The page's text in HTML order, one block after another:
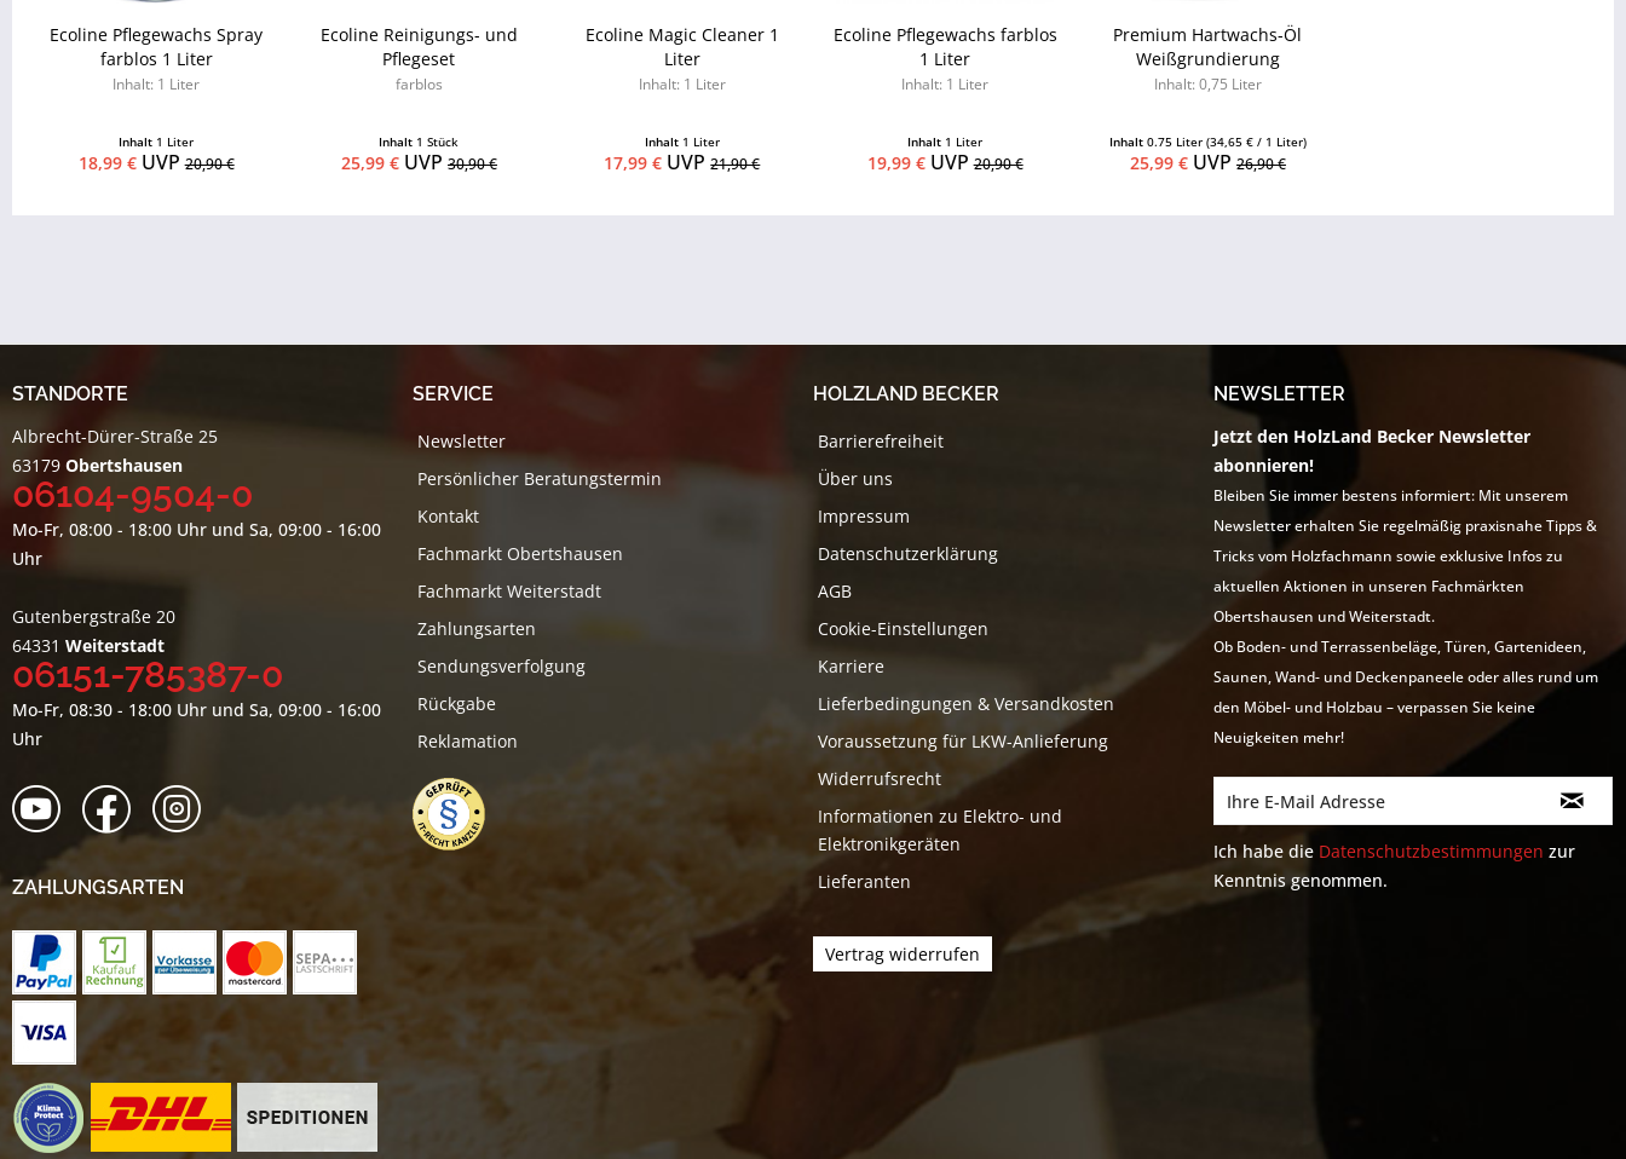
Ecoline Pflegewachs Spray
farblos 1 Liter
Inhalt: 1 Liter
Inhalt 1 Liter
18,99 €UVP20,90 €
Ecoline Reinigungs- und
Pflegeset
farblos
Inhalt 1 Stück
25,99 €UVP 30,90 €
Ecoline Magic Cleaner 1
Liter
Inhalt: 1 Liter
Inhalt 1 Liter
17,99 € UVP21,90 €
Ecoline Pflegewachs farblos
1 Liter
Inhalt: 1 Liter
Inhalt 1 Liter
19,99 €UVP20,90 €
Premium Hartwachs-Öl
Weißgrundierung
Inhalt: 0,75 Liter
Inhalt 0.75 Liter (34,65 € / 1 Liter)
25,99 €UVP 26,90 €
STANDORTE
Albrecht-Dürer-Straße 25
63179 Obertshausen
06104-9504-0
Mo-Fr, 08:00 - 18:00 Uhr und Sa, 09:00 - 16:00
Uhr
Gutenbergstraße 20
64331 Weiterstadt
06151-785387-0
Mo-Fr, 08:30 - 18:00 Uhr und Sa, 09:00 - 16:00
Uhr
ZAHLUNGSARTEN
SERVICE
Newsletter
Persönlicher Beratungstermin
Kontakt
Fachmarkt Obertshausen
Fachmarkt Weiterstadt
Zahlungsarten
Sendungsverfolgung
Rückgabe
Reklamation
HOLZLAND BECKER
Barrierefreiheit
Über uns
Impressum
Datenschutzerklärung
AGB
Cookie-Einstellungen
Karriere
Lieferbedingungen & Versandkosten
Voraussetzung für LKW-Anlieferung
Widerrufsrecht
Informationen zu Elektro- und
Elektronikgeräten
Lieferanten
Vertrag widerrufen
NEWSLETTER
Jetzt den HolzLand Becker Newsletter
abonnieren!
Bleiben Sie immer bestens informiert: Mit unserem
Newsletter erhalten Sie regelmäßig praxisnahe Tipps &
Tricks vom Holzfachmann sowie exklusive Infos zu
aktuellen Aktionen in unseren Fachmärkten
Obertshausen und Weiterstadt.
Ob Boden- und Terrassenbeläge, Türen, Gartenideen,
Saunen, Wand- und Deckenpaneele oder alles rund um
den Möbel- und Holzbau – verpassen Sie keine
Neuigkeiten mehr!
Ich habe die Datenschutzbestimmungen zur
Kenntnis genommen.